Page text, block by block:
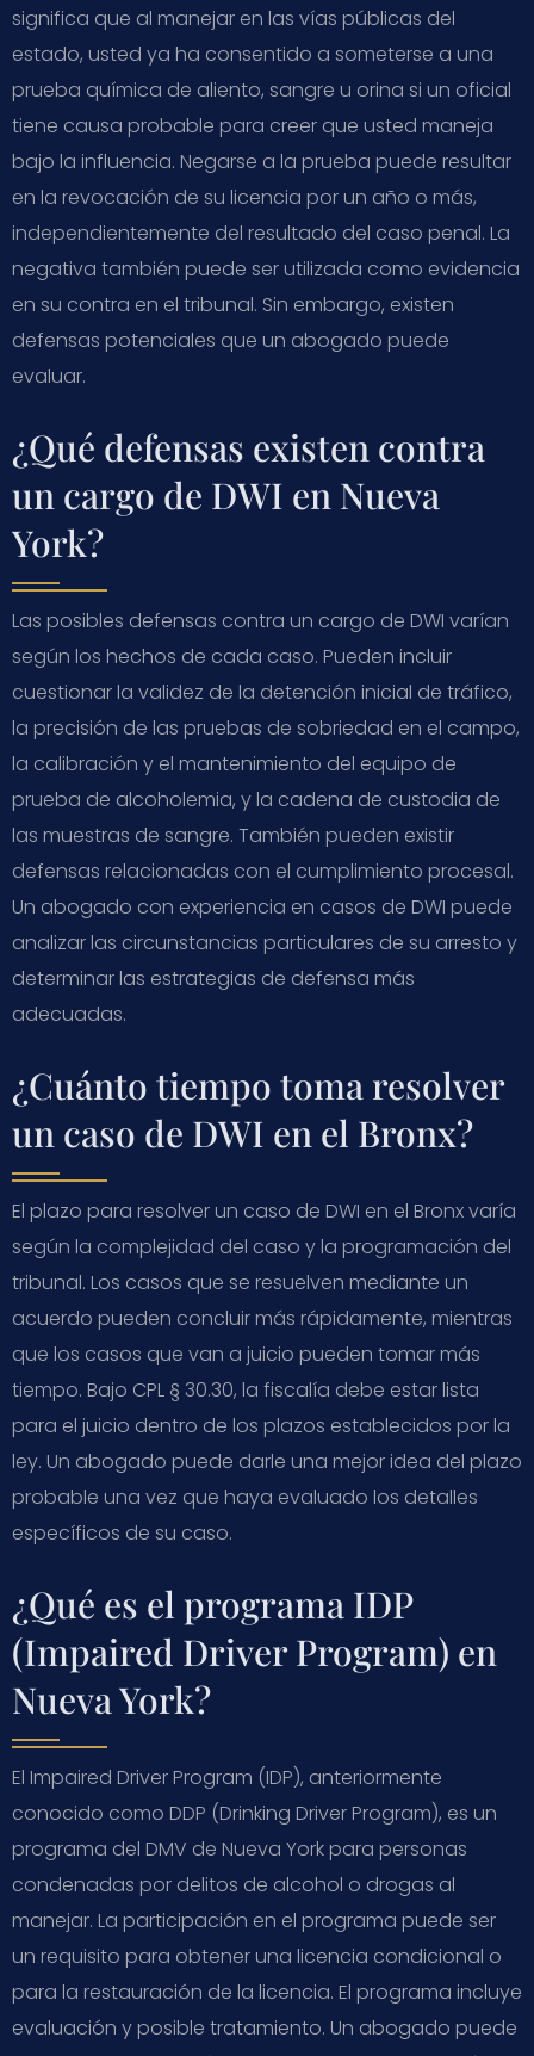
significa que al manejar en las vías públicas del
estado, usted ya ha consentido a someterse a una
prueba química de aliento, sangre u orina si un oficial
tiene causa probable para creer que usted maneja
bajo la influencia. Negarse a la prueba puede resultar
en la revocación de su licencia por un año o más,
independientemente del resultado del caso penal. La
negativa también puede ser utilizada como evidencia
en su contra en el tribunal. Sin embargo, existen
defensas potenciales que un abogado puede
evaluar.
¿Qué defensas existen contra
un cargo de DWI en Nueva
York?
Las posibles defensas contra un cargo de DWI varían
según los hechos de cada caso. Pueden incluir
cuestionar la validez de la detención inicial de tráfico,
la precisión de las pruebas de sobriedad en el campo,
la calibración y el mantenimiento del equipo de
prueba de alcoholemia, y la cadena de custodia de
las muestras de sangre. También pueden existir
defensas relacionadas con el cumplimiento procesal.
Un abogado con experiencia en casos de DWI puede
analizar las circunstancias particulares de su arresto y
determinar las estrategias de defensa más
adecuadas.
¿Cuánto tiempo toma resolver
un caso de DWI en el Bronx?
El plazo para resolver un caso de DWI en el Bronx varía
según la complejidad del caso y la programación del
tribunal. Los casos que se resuelven mediante un
acuerdo pueden concluir más rápidamente, mientras
que los casos que van a juicio pueden tomar más
tiempo. Bajo CPL § 30.30, la fiscalía debe estar lista
para el juicio dentro de los plazos establecidos por la
ley. Un abogado puede darle una mejor idea del plazo
probable una vez que haya evaluado los detalles
específicos de su caso.
¿Qué es el programa IDP
(Impaired Driver Program) en
Nueva York?
El Impaired Driver Program (IDP), anteriormente
conocido como DDP (Drinking Driver Program), es un
programa del DMV de Nueva York para personas
condenadas por delitos de alcohol o drogas al
manejar. La participación en el programa puede ser
un requisito para obtener una licencia condicional o
para la restauración de la licencia. El programa incluye
evaluación y posible tratamiento. Un abogado puede